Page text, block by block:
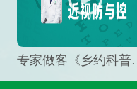
专家做客《乡约科